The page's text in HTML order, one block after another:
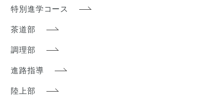
特別進学コース
茶道部
調理部
進路指導
陸上部